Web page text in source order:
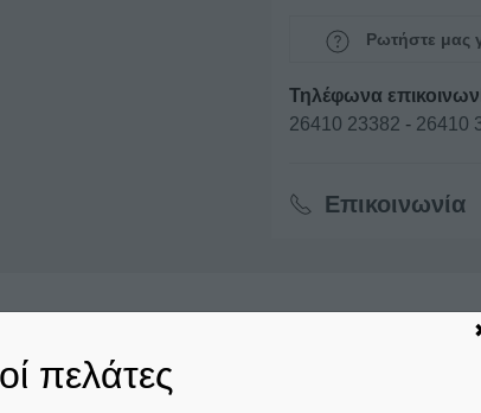
Ρωτήστε μας
Τηλέφωνα
26410 23382 - 26410
Επικοινωνία
πελάτες